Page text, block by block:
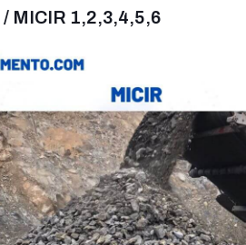
/ MICIR 1,2,3,4,5,6